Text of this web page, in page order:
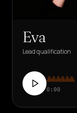
Eva
Lead qualification
0:00